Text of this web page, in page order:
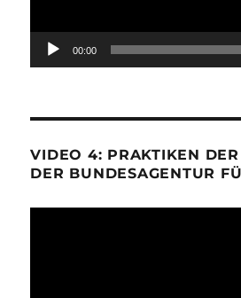
00:00
VIDEO 4: PRAKTIKEN
DER BUNDESAGENTUR